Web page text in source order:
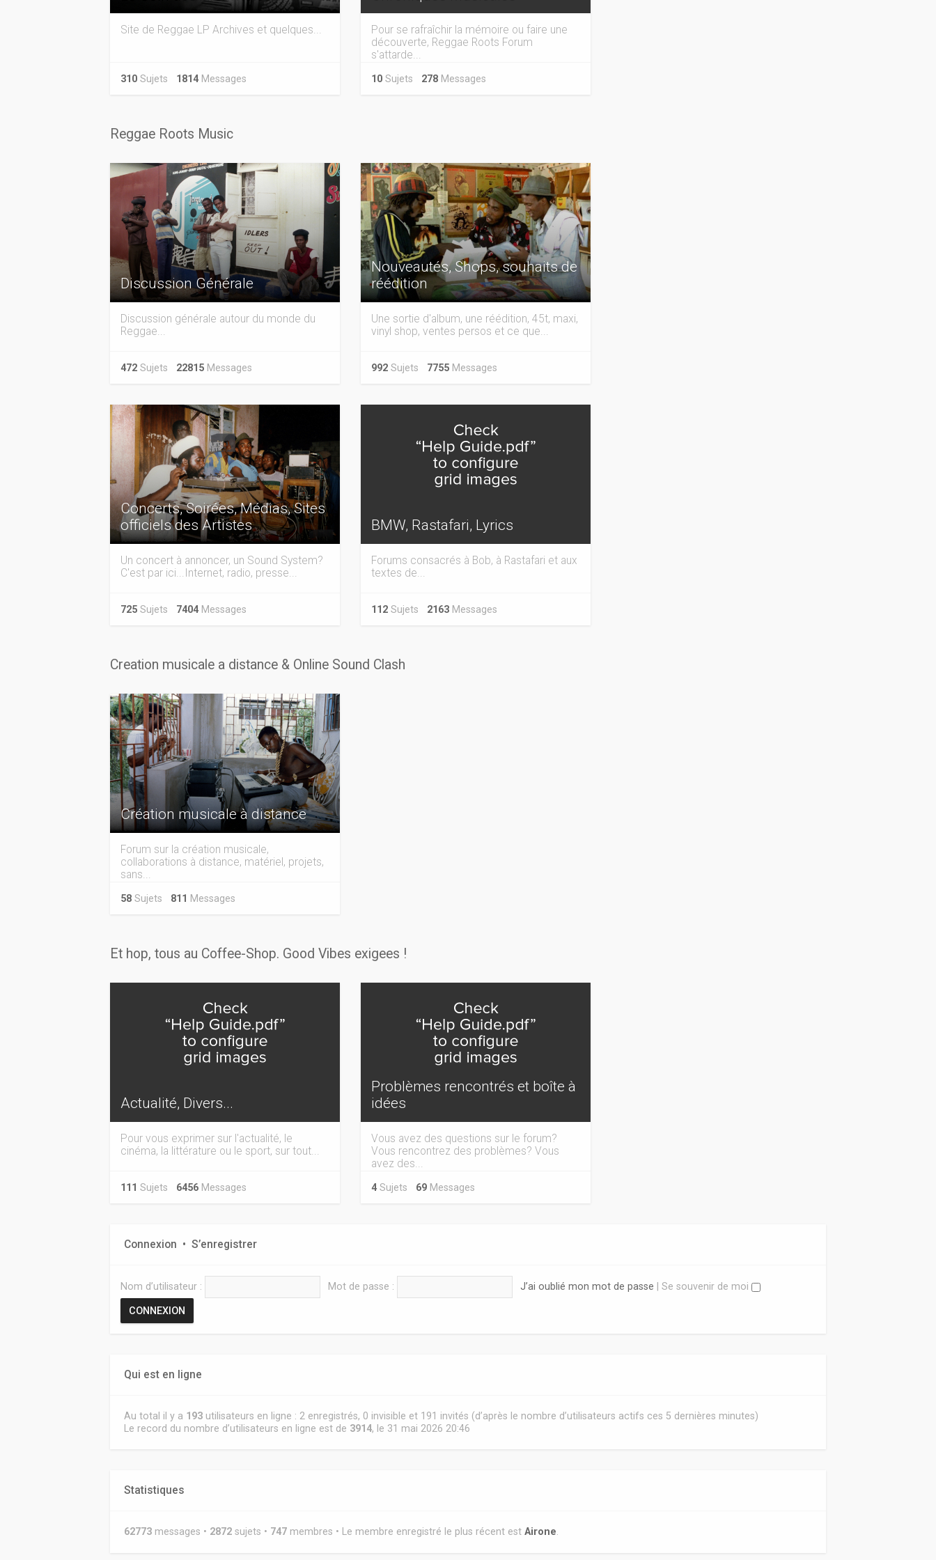
Site de Reggae LP Archives et quelques...
310 Sujets 1814 Messages
Pour se rafraîchir la mémoire ou faire une
découverte, Reggae Roots Forum
s'attarde...
10 Sujets 278 Messages
Reggae Roots Music
Discussion Générale
Discussion générale autour du monde du
Reggae...
472 Sujets 22815 Messages
Nouveautés, Shops, souhaits de
réédition
Une sortie d'album, une réédition, 45t, maxi,
vinyl shop, ventes persos et ce que...
992 Sujets 7755 Messages
Concerts, Soirées, Médias, Sites
officiels des Artistes
Un concert à annoncer, un Sound System?
C'est par ici...Internet, radio, presse...
725 Sujets 7404 Messages
BMW, Rastafari, Lyrics
Forums consacrés à Bob, à Rastafari et aux
textes de...
112 Sujets 2163 Messages
Creation musicale a distance & Online Sound Clash
Création musicale à distance
Forum sur la création musicale,
collaborations à distance, matériel, projets,
sans...
58 Sujets 811 Messages
Et hop, tous au Coffee-Shop. Good Vibes exigees !
Actualité, Divers...
Pour vous exprimer sur l'actualité, le
cinéma, la littérature ou le sport, sur tout...
111 Sujets 6456 Messages
Problèmes rencontrés et boîte à
idées
Vous avez des questions sur le forum?
Vous rencontrez des problèmes? Vous
avez des...
4 Sujets 69 Messages
Connexion •S’enregistrer
Nom d’utilisateur : Mot de passe : J’ai oublié mon mot de passe Se souvenir de moi
Qui est en ligne
Au total il y a 193 utilisateurs en ligne : 2 enregistrés, 0 invisible et 191 invités (d’après le nombre d’utilisateurs actifs ces 5 dernières minutes)
Le record du nombre d’utilisateurs en ligne est de 3914, le 31 mai 2026 20:46
Statistiques
62773 messages • 2872 sujets • 747 membres • Le membre enregistré le plus récent estAirone.